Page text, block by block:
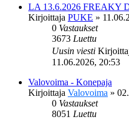
LA 13.6.2026 FREAKY
Kirjoittaja PUKE »
0 Vastaukset
3673 Luettu
Uusin viesti
11.06.2026, 20:53
Valovoima - Konepaja
Kirjoittaja Valovoima »
0 Vastaukset
8051 Luettu